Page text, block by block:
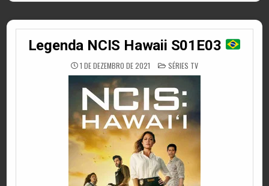
Legenda NCIS Hawaii S01E03
1 DE DEZEMBRO DE 2021 POSTED
IN
SÉRIES TV